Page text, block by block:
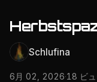
Schlufina
6月 02, 2026·18 ビ